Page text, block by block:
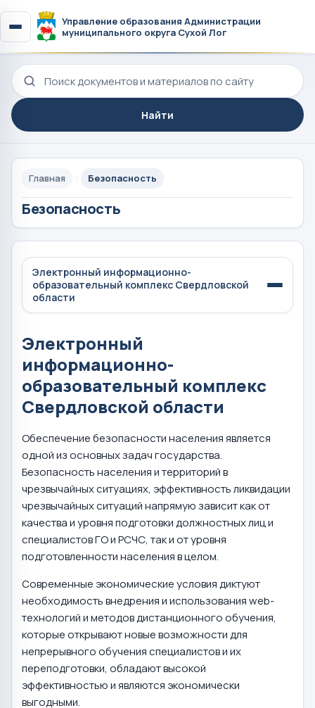
Управление образования Администрации
муниципального округа Сухой Лог
Поиск по сайту
Найти
Главная Безопасность
Безопасность
Электронный информационно-
образовательный комплекс Свердловской
области
Электронный
информационно-
образовательный комплекс
Свердловской области
Обеспечение безопасности населения является
одной из основных задач государства.
Безопасность населения и территорий в
чрезвычайных ситуациях, эффективность ликвидации
чрезвычайных ситуаций напрямую зависит как от
качества и уровня подготовки должностных лиц и
специалистов ГО и РСЧС, так и от уровня
подготовленности населения в целом.
Современные экономические условия диктуют
необходимость внедрения и использования web-
технологий и методов дистанционного обучения,
которые открывают новые возможности для
непрерывного обучения специалистов и их
переподготовки, обладают высокой
эффективностью и являются экономически
выгодными.